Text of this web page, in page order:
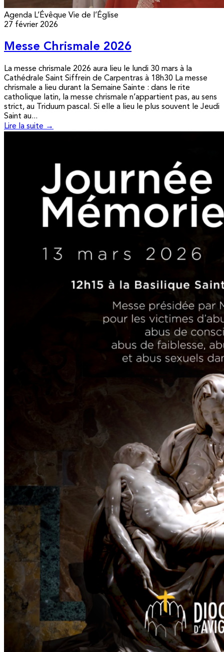
Agenda L’Évêque Vie de l’Église
27 février 2026
Messe Chrismale 2026
La messe chrismale 2026 aura lieu le lundi 30 mars à la
Cathédrale Saint Siffrein de Carpentras à 18h30 La messe
chrismale a lieu durant la Semaine Sainte : dans le rite
catholique latin, la messe chrismale n’appartient pas, au sens
strict, au Triduum pascal. Si elle a lieu le plus souvent le Jeudi
Saint au...
Lire la suite →